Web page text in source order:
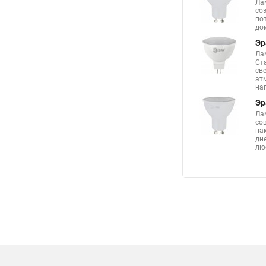
Точечные
Точечный
Люстра из точечных
Точечные
Натяжные потолки
Точечные
Светодиодные
Светильник